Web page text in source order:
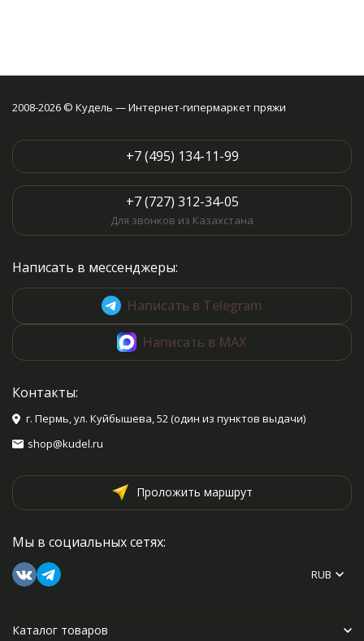
2008-2026 © Кудель — Интернет-гипермаркет пряжи
+7 (495) 134-11-99
+7 (727) 312-34-05
Для звонков из Казахстана
Написать в мессенджеры:
Написать в Telegram
Написать в MAX
Контакты:
г. Пермь, ул. Куйбышева, 52 (один из пунктов выдачи)
shop@kudel.ru
Проложить маршрут
Мы в социальных сетях:
RUB
Каталог товаров